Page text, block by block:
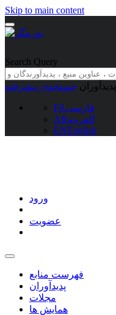
Skip to main content
Search Query
پدیدآوران جستجوی پیشرفته
FAفارسی
ARالعربیه
ENEnglish
ورود
عضویت
فهرست منابع
پدیدآوران
مجلات
همایش ها